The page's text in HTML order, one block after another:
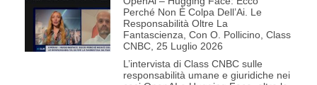
Perché Non È Colpa Dell’Ai. Le
Responsabilità Oltre La
Fantascienza, Con O. Pollicino, Class
CNBC, 25 Luglio 2026
L’intervista di Class CNBC sulle
responsabilità umane e giuridiche nei